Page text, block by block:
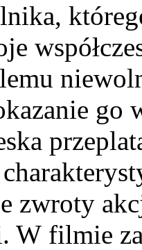
go
zwroty
W filmie